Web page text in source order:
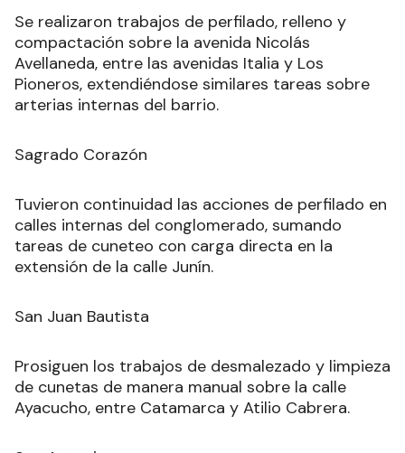
Se realizaron trabajos de perfilado, relleno y
compactación sobre la avenida Nicolás
Avellaneda, entre las avenidas Italia y Los
Pioneros, extendiéndose similares tareas sobre
arterias internas del barrio.
Sagrado Corazón
Tuvieron continuidad las acciones de perfilado en
calles internas del conglomerado, sumando
tareas de cuneteo con carga directa en la
extensión de la calle Junín.
San Juan Bautista
Prosiguen los trabajos de desmalezado y limpieza
de cunetas de manera manual sobre la calle
Ayacucho, entre Catamarca y Atilio Cabrera.